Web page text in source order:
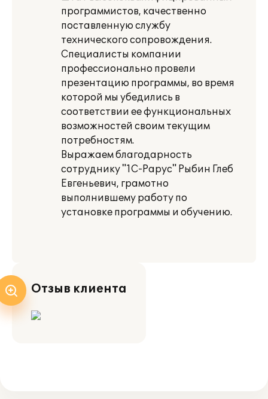
программистов, качественно
поставленную службу
технического сопровождения.
Специалисты компании
профессионально провели
презентацию программы, во время
которой мы убедились в
соответствии ее функциональных
возможностей своим текущим
потребностям.
Выражаем благодарность
сотруднику "1С-Рарус" Рыбин Глеб
Евгеньевич, грамотно
выполнившему работу по
установке программы и обучению.
Отзыв клиента